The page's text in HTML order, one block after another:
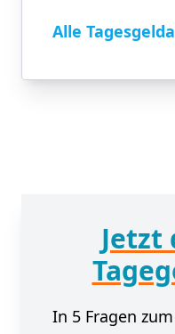
Alle
Jetzt
In 5 Fragen